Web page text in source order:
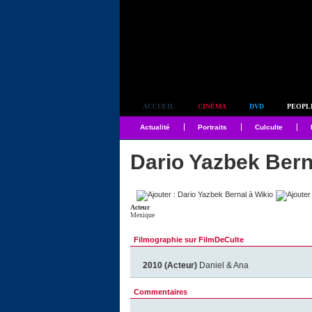
ACCUEIL CINÉMA DVD
Actualité Portraits Culculte
Dario Yazbek
Acteur
Mexique
Filmographie sur FilmDeCulte
2010 (Acteur) Daniel & Ana
Commentaires